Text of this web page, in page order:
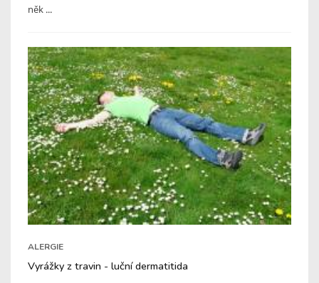
něk ...
ALERGIE
Vyrážky z travin - luční dermatitida